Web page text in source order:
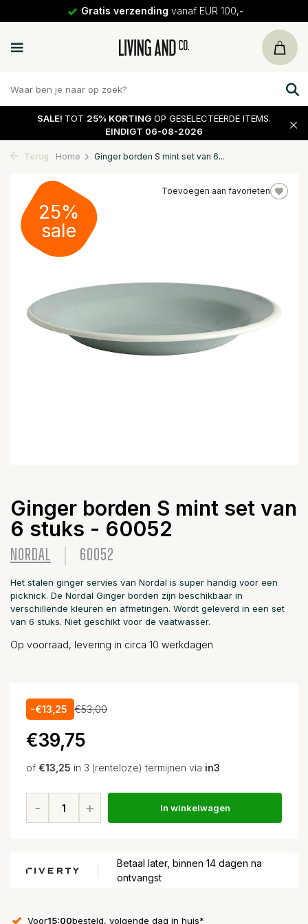
Gratis verzending vanaf EUR 100,-
SALE! TOT 25% KORTING OP GESELECTEERDE ITEMS.
EINDIGT 06-08-2026
Terug Home Ginger borden S mint set van 6...
Toevoegen aan favorieten
25%
sale
Ginger borden S mint set van
6 stuks - 60052
NORDAL 60052
Het stalen ginger servies van Nordal is super handig voor een
picknick. De Nordal Ginger borden zijn beschikbaar in
verschillende kleuren en afmetingen. Wordt geleverd in een set
van 6 stuks. Niet geschikt voor de vaatwasser.
Op voorraad, levering in circa 10 werkdagen
-€13,25 €53,00
€39,75
of €13,25 in 3 (renteloze) termijnen via in3
In winkelwagen
Betaal later, binnen 14 dagen na
ontvangst
Voor15:00besteld, volgende dag in huis*